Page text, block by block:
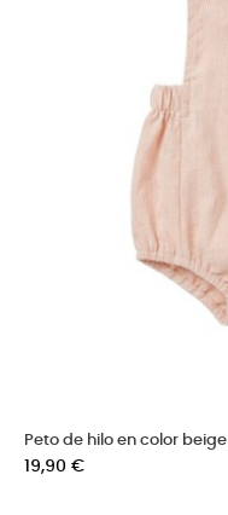
Peto de hilo en color beige
Precio
19,90 €